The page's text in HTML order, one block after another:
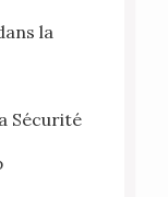
la
Sécurité